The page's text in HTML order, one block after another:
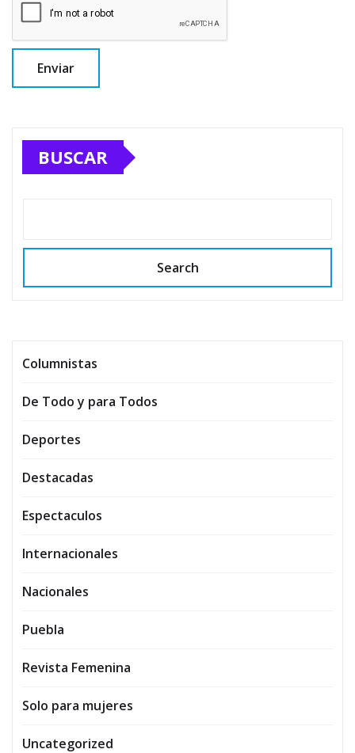
BUSCAR
Search
Columnistas
De Todo y para Todos
Deportes
Destacadas
Espectaculos
Internacionales
Nacionales
Puebla
Revista Femenina
Solo para mujeres
Uncategorized